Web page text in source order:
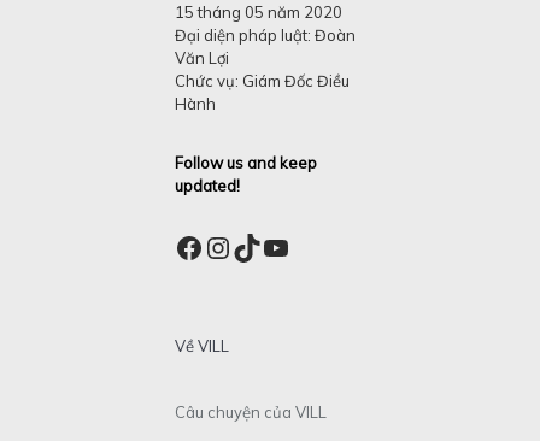
15 tháng 05 năm 2020
Đại diện pháp luật: Đoàn
Văn Lợi
Chức vụ: Giám Đốc Điều
Hành
Follow us and keep
updated!
Facebook
Instagram
TikTok
YouTube
Về VILL
Câu chuyện của VILL